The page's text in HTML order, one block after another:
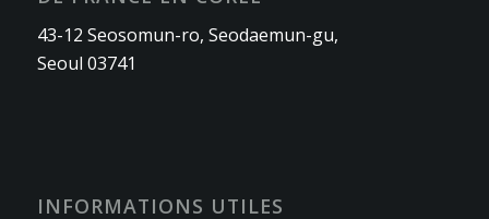
43-12 Seosomun-ro, Seodaemun-gu,
Seoul 03741
INFORMATIONS UTILES